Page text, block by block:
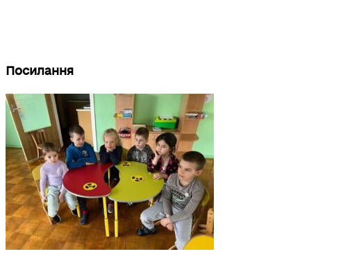
Посилання